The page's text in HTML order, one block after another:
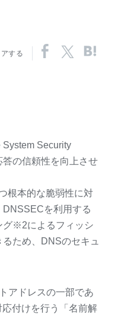
する
System Security
の信頼性を向上させ
根本的な脆弱性に対
を利用する
グ※2によるフィッシ
ため、DNSのセキュ
アドレスの一部であ
付けを行う「名前解